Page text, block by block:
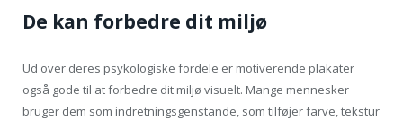
De kan forbedre dit miljø
Ud over deres psykologiske fordele er motiverende plakater
også gode til at forbedre dit miljø visuelt. Mange mennesker
bruger dem som indretningsgenstande, som tilføjer farve, tekstur